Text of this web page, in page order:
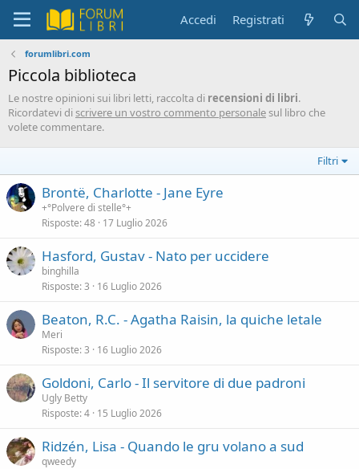
Accedi Registrati
forumlibri.com
Piccola biblioteca
Le nostre opinioni sui libri letti, raccolta di recensioni di libri.
Ricordatevi discrivere un vostro commento personalesul libro che
volete commentare.
Filtri
Brontë, Charlotte - Jane Eyre
+°Polvere di stelle°+
Risposte 48 17 Luglio 2026
Hasford, Gustav - Nato per uccidere
binghilla
Risposte 3 16 Luglio 2026
Beaton, R.C. - Agatha Raisin, la quiche letale
Meri
Risposte 3 16 Luglio 2026
Goldoni, Carlo - Il servitore di due padroni
Ugly Betty
Risposte 4 15 Luglio 2026
Ridzén, Lisa - Quando le gru volano a sud
qweedy